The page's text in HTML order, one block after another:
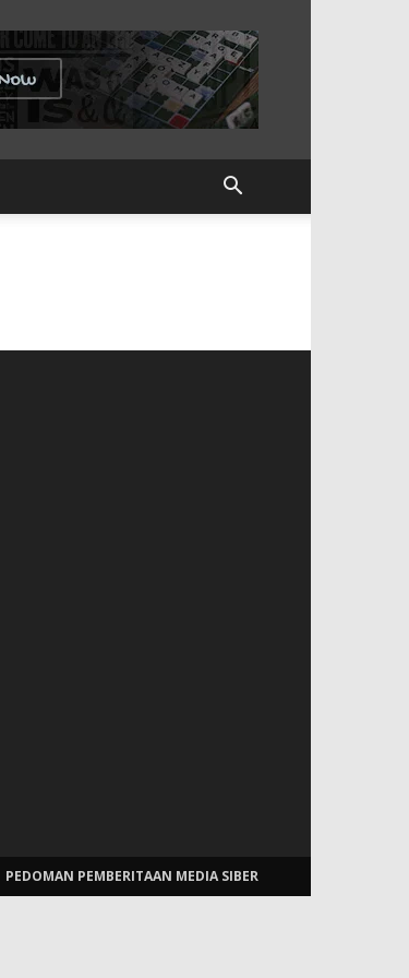
PEDOMAN PEMBERITAAN MEDIA SIBER